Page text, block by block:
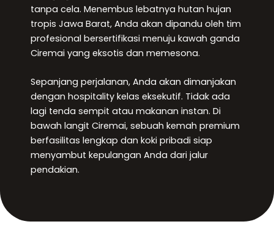
tanpa cela. Menembus lebatnya hutan hujan
tropis Jawa Barat, Anda akan dipandu oleh tim
profesional bersertifikasi menuju kawah ganda
Ciremai yang eksotis dan memesona.
Sepanjang perjalanan, Anda akan dimanjakan
dengan hospitality kelas eksekutif. Tidak ada
lagi tenda sempit atau makanan instan. Di
bawah langit Ciremai, sebuah kemah premium
berfasilitas lengkap dan koki pribadi siap
menyambut kepulangan Anda dari jalur
pendakian.